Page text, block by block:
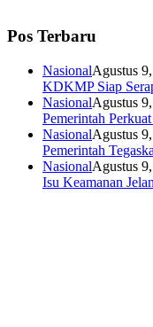
Pos Terbaru
NasionalAgustus
KDKMP Siap
NasionalAgustus
Pemerintah
NasionalAgustus
Pemerintah
NasionalAgustus
Isu Keamanan